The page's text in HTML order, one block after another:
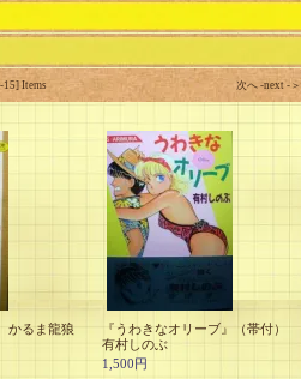
Items 次へ -next -＞
かるま龍狼
『うわきなオリーブ』（帯付）
有村しのぶ
1,500円